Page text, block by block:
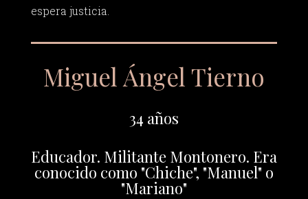
espera justicia.
Miguel Ángel Tierno
34 años
Educador. Militante Montonero. Era
conocido como "Chiche", "Manuel" o
"Mariano"